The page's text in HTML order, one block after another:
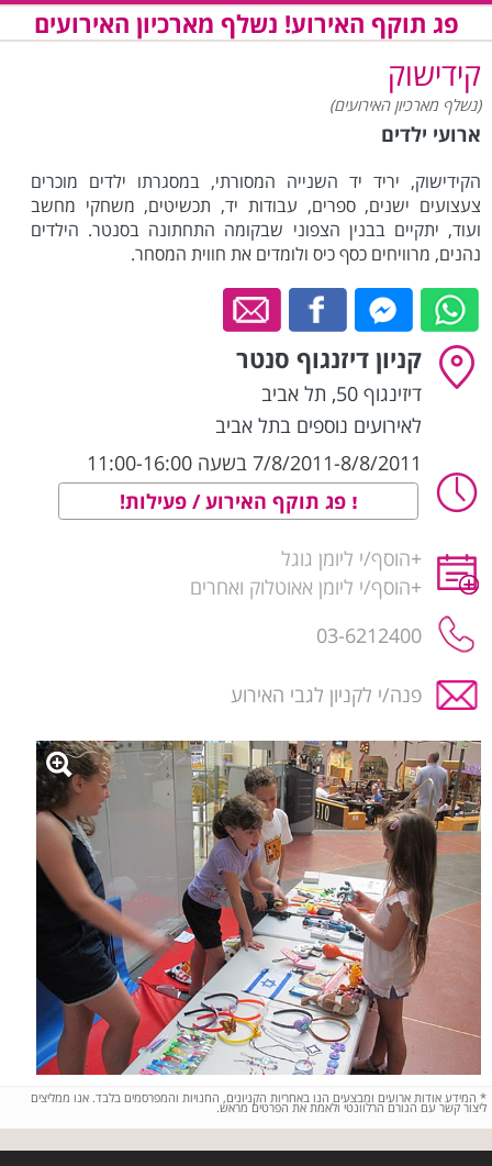
פג תוקף האירוע! נשלף מארכיון האירועים
קידישוק
(נשלף מארכיון האירועים)
ארועי ילדים
הקידישוק, יריד יד השנייה המסורתי, במסגרתו ילדים מוכרים
צעצועים ישנים, ספרים, עבודות יד, תכשיטים, משחקי מחשב
ועוד, יתקיים בבנין הצפוני שבקומה התחתונה בסנטר. הילדים
נהנים, מרוויחים כסף כיס ולומדים את חווית המסחר.
קניון דיזנגוף סנטר
דיזינגוף 50 , תל אביב
לאירועים נוספים בתל אביב
7/8/2011-8/8/2011 בשעה 11:00-16:00
פג תוקף האירוע / פעילות!
+הוסף/י ליומן גוגל
+הוסף/י ליומן אאוטלוק ואחרים
03-6212400
פנה/י לקניון לגבי האירוע
* המידע אודות ארועים ומבצעים הנו באחריות הקניונים, החנויות והמפרסמים בלבד. אנו ממליצים
ליצור קשר עם הגורם הרלוונטי ולאמת את הפרטים מראש.